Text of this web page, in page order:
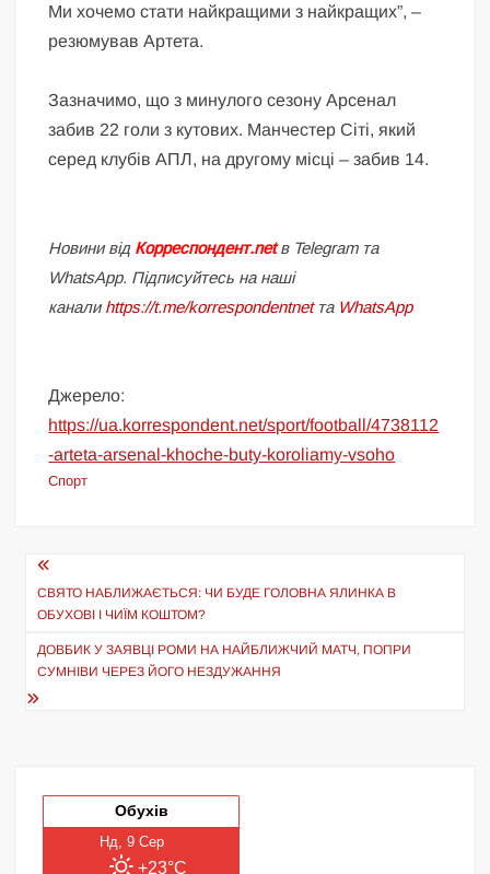
Ми хочемо стати найкращими з найкращих”, –
резюмував Артета.
Зазначимо, що з минулого сезону Арсенал
забив 22 голи з кутових. Манчестер Сіті, який
серед клубів АПЛ, на другому місці – забив 14.
Новини відКорреспондент.netв Telegram та
WhatsApp. Підписуйтесь на наші
каналиhttps://t.me/korrespondentnetта WhatsApp
Джерело:
https://ua.korrespondent.net/sport/football/4738112
-arteta-arsenal-khoche-buty-koroliamy-vsoho
Спорт
Навігація
записів
СВЯТО НАБЛИЖАЄТЬСЯ: ЧИ БУДЕ ГОЛОВНА ЯЛИНКА В
ОБУХОВІ І ЧИЇМ КОШТОМ?
ДОВБИК У ЗАЯВЦІ РОМИ НА НАЙБЛИЖЧИЙ МАТЧ, ПОПРИ
СУМНІВИ ЧЕРЕЗ ЙОГО НЕЗДУЖАННЯ
Обухів
Нд, 9 Сер
+23°C